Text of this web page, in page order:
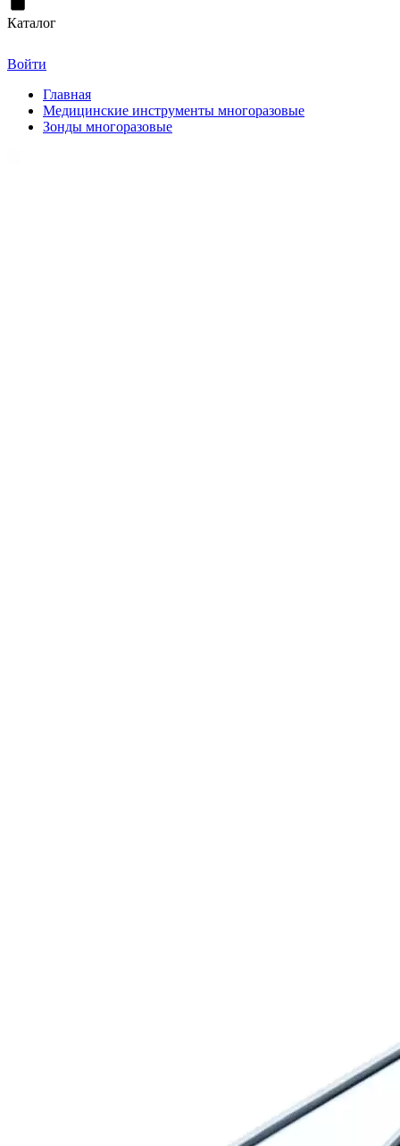
Каталог
Войти
Главная
Медицинские инструменты многоразовые
Зонды многоразовые